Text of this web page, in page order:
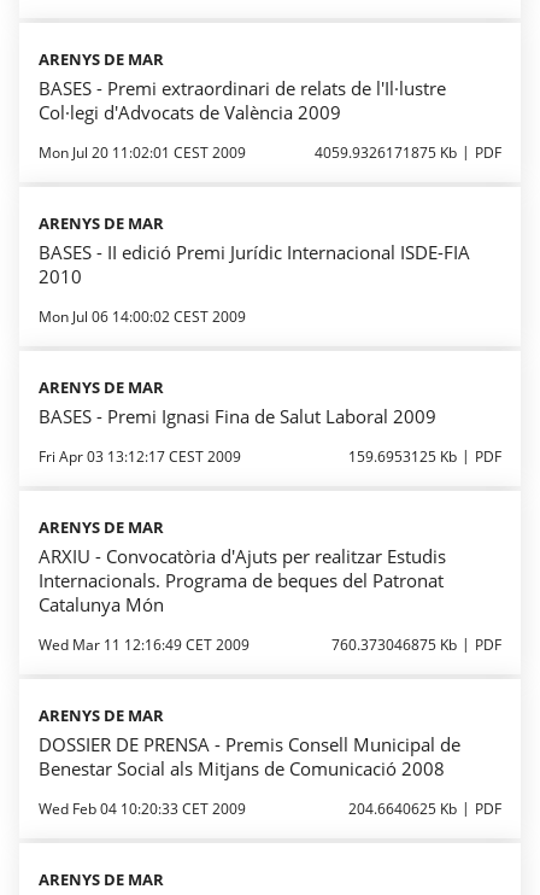
ARENYS DE MAR
BASES - Premi extraordinari de relats de l'Il·lustre
Col·legi d'Advocats de València 2009
Mon Jul 20 11:02:01 CEST 2009 4059.9326171875 Kb PDF
ARENYS DE MAR
BASES - II edició Premi Jurídic Internacional ISDE-FIA
2010
Mon Jul 06 14:00:02 CEST 2009
ARENYS DE MAR
BASES - Premi Ignasi Fina de Salut Laboral 2009
Fri Apr 03 13:12:17 CEST 2009 159.6953125 Kb PDF
ARENYS DE MAR
ARXIU - Convocatòria d'Ajuts per realitzar Estudis
Internacionals. Programa de beques del Patronat
Catalunya Món
Wed Mar 11 12:16:49 CET 2009 760.373046875 Kb PDF
ARENYS DE MAR
DOSSIER DE PRENSA - Premis Consell Municipal de
Benestar Social als Mitjans de Comunicació 2008
Wed Feb 04 10:20:33 CET 2009 204.6640625 Kb PDF
ARENYS DE MAR